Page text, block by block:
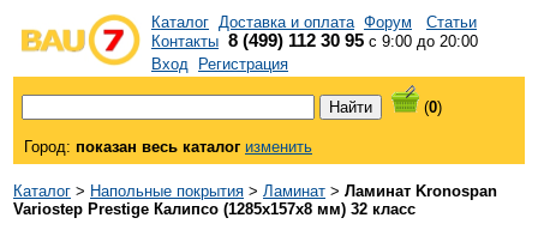
Каталог Доставка и оплата Форум
Статьи
Контакты 8 (499) 112 30 95 с 9:00 до 20:00
Вход
Регистрация
(0)
Город: показан весь каталог изменить
Каталог > Напольные покрытия > Ламинат > Ламинат Kronospan
Variostep Prestige Калипсо (1285x157x8 мм) 32 класс